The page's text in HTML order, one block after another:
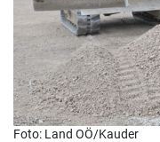
Foto: Land OÖ/Kauder